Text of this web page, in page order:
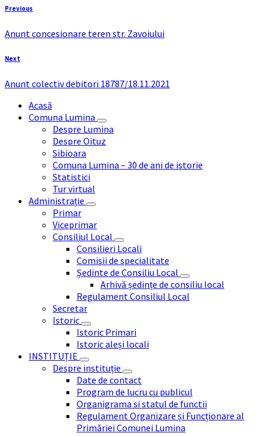
Previous
Anunt concesionare teren str. Zavoiului
Next
Anunt colectiv debitori 18787/18.11.2021
Acasă
Comuna Lumina
Despre Lumina
Despre Oituz
Sibioara
Comuna Lumina – 30 de ani de istorie
Statistici
Tur virtual
Administrație
Primar
Viceprimar
Consiliul Local
Consilieri Locali
Comisii de specialitate
Ședinte de Consiliu Local
Arhivă ședințe de consiliu local
Regulament Consiliul Local
Secretar
Istoric
Istoric Primari
Istoric aleși locali
INSTITUȚIE
Despre instituție
Date de contact
Program de lucru cu publicul
Organigrama si statul de functii
Regulament Organizare și Funcționare al
Primăriei Comunei Lumina